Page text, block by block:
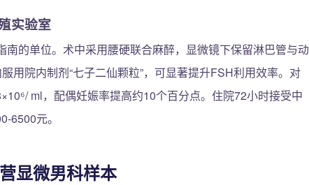
实验室
南的单位。术中采用腰硬联合麻醉，显微镜下保留淋巴管与动
用院内制剂“七子二仙颗粒”，可显著提升FSH利用效率。对
ml，配偶妊娠率提高约10个百分点。住院72小时接受中
6500元。
显微男科样本